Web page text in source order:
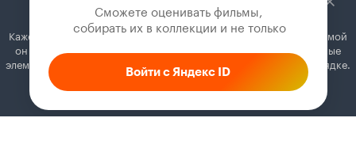
Сможете оценивать фильмы,
собирать их в коллекции и не только
Войти с Яндекс ID
Кажется, вы используете блокировщик рекламы. Вместе с рекламой
он может отключать постеры, папки с фильмами и другие важные
элементы. Добавьте Кинопоиск в исключения, и всё будет в порядке.
Как это сделать